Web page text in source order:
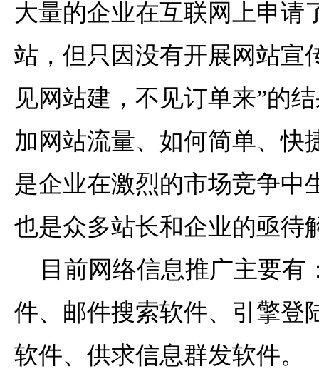
大量的企业在互联网上申请
站，但只因没有开展网站宣
见网站建，不见订单来”的
加网站流量、如何简单、快
是企业在激烈的市场竞争中
也是众多站长和企业的亟待
目前网络信息推广主要有
件、邮件搜索软件、引擎登
软件、供求信息群发软件